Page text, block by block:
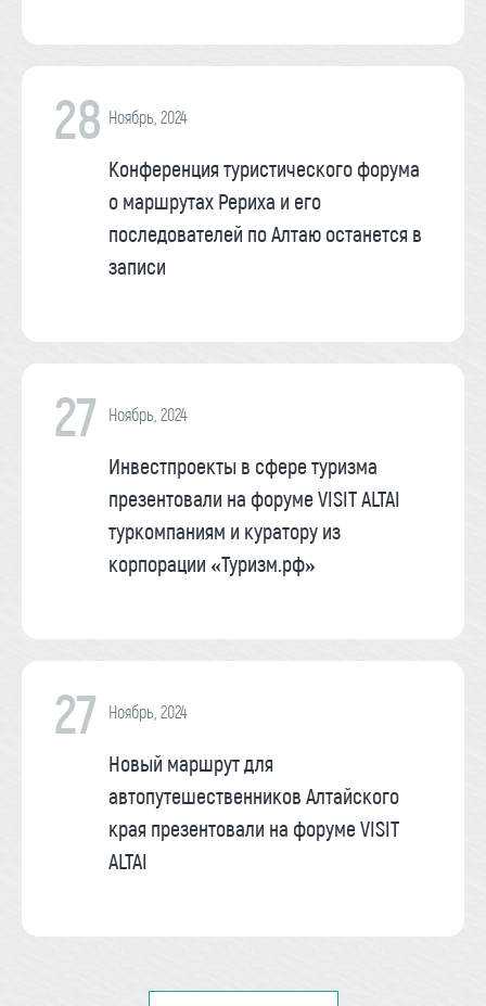
28 Ноябрь, 2024
Конференция туристического форума
о маршрутах Рериха и его
последователей по Алтаю останется в
записи
27 Ноябрь, 2024
Инвестпроекты в сфере туризма
презентовали на форуме VISIT ALTAI
туркомпаниям и куратору из
корпорации «Туризм.рф»
27 Ноябрь, 2024
Новый маршрут для
автопутешественников Алтайского
края презентовали на форуме VISIT
ALTAI